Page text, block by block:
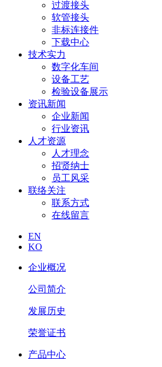
过渡接头
软管接头
非标连接件
下载中心
技术实力
数字化车间
设备工艺
检验设备展示
资讯新闻
企业新闻
行业资讯
人才资源
人才理念
招贤纳士
员工风采
联络关注
联系方式
在线留言
EN
KO
企业概况
公司简介
发展历史
荣誉证书
产品中心